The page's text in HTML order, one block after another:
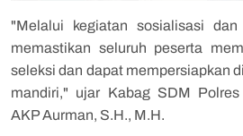
"Melalui kegiatan sosialisasi
memastikan seluruh peserta
seleksi dan dapat mempersiapkan
mandiri," ujar Kabag SDM
AKP Aurman, S.H., M.H.